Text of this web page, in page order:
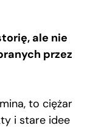
ale nie
przez
to ciężar
i stare idee